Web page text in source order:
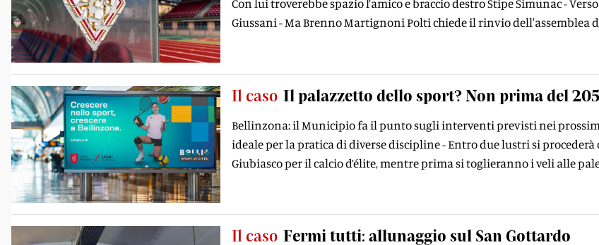
Con lui troverebbe spazio l’amico e braccio destro Stipe Simunac -
Giussani - Ma Brenno Martignoni Polti chiede il rinvio dell'assemblea
Il caso Il palazzetto dello sport? Non prima del
Bellinzona: il Municipio fa il punto sugli interventi previsti nei
ideale per la pratica di diverse discipline - Entro due lustri si
Giubiasco per il calcio d’élite, mentre prima si toglieranno i veli alle
Il caso Fermi tutti: allunaggio sul San Gottardo